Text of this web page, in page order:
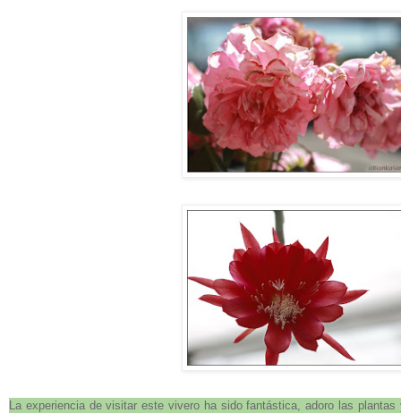
La experiencia de visitar este vivero ha sido fantástica, adoro las